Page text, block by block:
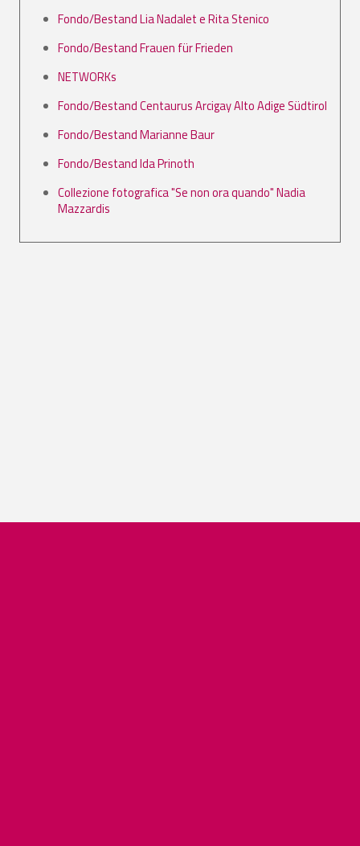
Fondo/Bestand Lia Nadalet e Rita Stenico
Fondo/Bestand Frauen für Frieden
NETWORKs
Fondo/Bestand Centaurus Arcigay Alto Adige Südtirol
Fondo/Bestand Marianne Baur
Fondo/Bestand Ida Prinoth
Collezione fotografica "Se non ora quando" Nadia
Mazzardis